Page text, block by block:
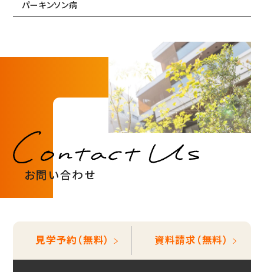
パーキンソン病
お問い合わせ
見学予約（無料） 資料請求（無料）